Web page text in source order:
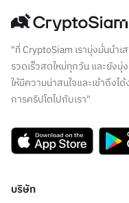
"ที่ CryptoSiam เรามุ่งมั่นนำ
รวดเร็วสดใหม่ทุกวัน และยังมุ่
ให้มีความน่าสนใจและเข้าถึงไ
การคริปโตไปกับเรา"
บริษัท